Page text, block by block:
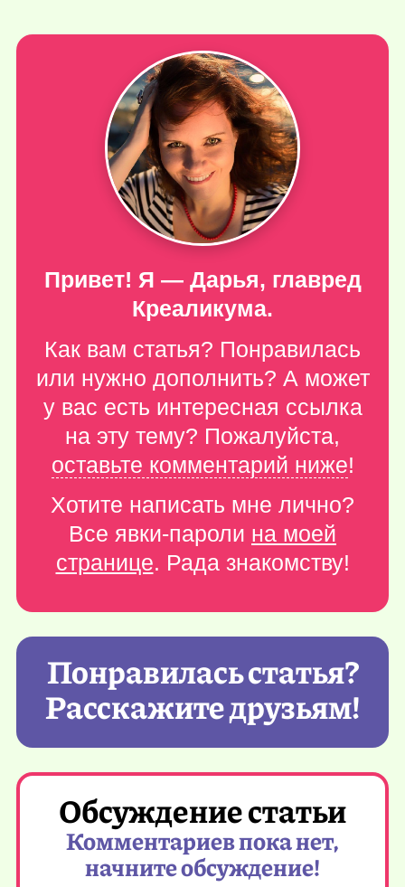
Привет! Я — Дарья, главред
Креаликума.
Как вам статья? Понравилась
или нужно дополнить? А может
у вас есть интересная ссылка
на эту тему? Пожалуйста,
оставьте комментарий ниже!
Хотите написать мне лично?
Все явки-пароли на моей
странице. Рада знакомству!
Понравилась статья?
Расскажите друзьям!
Обсуждение статьи
Комментариев пока нет,
начните обсуждение!